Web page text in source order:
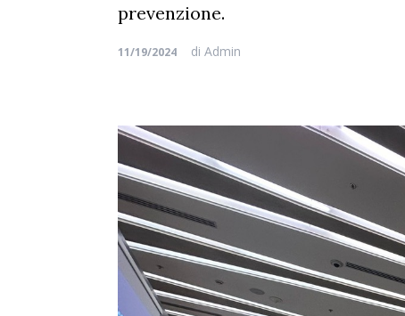
prevenzione.
11/19/2024 di Admin